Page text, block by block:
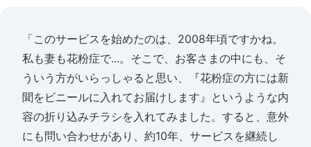
「このサービスを始めたのは、2008年頃ですかね。
私も妻も花粉症で...。そこで、お客さまの中にも、そ
ういう方がいらっしゃると思い、『花粉症の方には新
聞をビニールに入れてお届けします』というような内
容の折り込みチラシを入れてみました。すると、意外
にも問い合わせがあり、約10年、サービスを継続し